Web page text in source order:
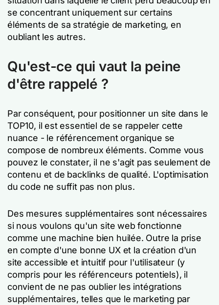
se concentrant uniquement sur certains
éléments de sa stratégie de marketing, en
oubliant les autres.
Qu'est-ce qui vaut la peine
d'être rappelé ?
Par conséquent, pour positionner un site dans le
TOP10, il est essentiel de se rappeler cette
nuance - le référencement organique se
compose de nombreux éléments. Comme vous
pouvez le constater, il ne s'agit pas seulement de
contenu et de backlinks de qualité. L'optimisation
du code ne suffit pas non plus.
Des mesures supplémentaires sont nécessaires
si nous voulons qu'un site web fonctionne
comme une machine bien huilée. Outre la prise
en compte d'une bonne UX et la création d'un
site accessible et intuitif pour l'utilisateur (y
compris pour les référenceurs potentiels), il
convient de ne pas oublier les intégrations
supplémentaires, telles que le marketing par